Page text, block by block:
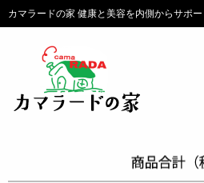
カマラードの家 健康と美容を内側からサポ